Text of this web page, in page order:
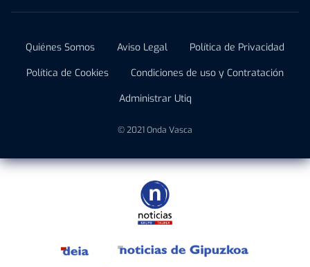
Quiénes Somos Aviso Legal
Política de Privacidad
Política de Cookies
Condiciones de uso y Contratación
Administrar Utiq
© 2021 Onda Vasca